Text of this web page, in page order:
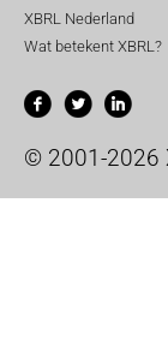
XBRL Nederland
Wat betekent XBRL?
© 2001-2026